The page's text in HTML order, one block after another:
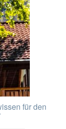
für den